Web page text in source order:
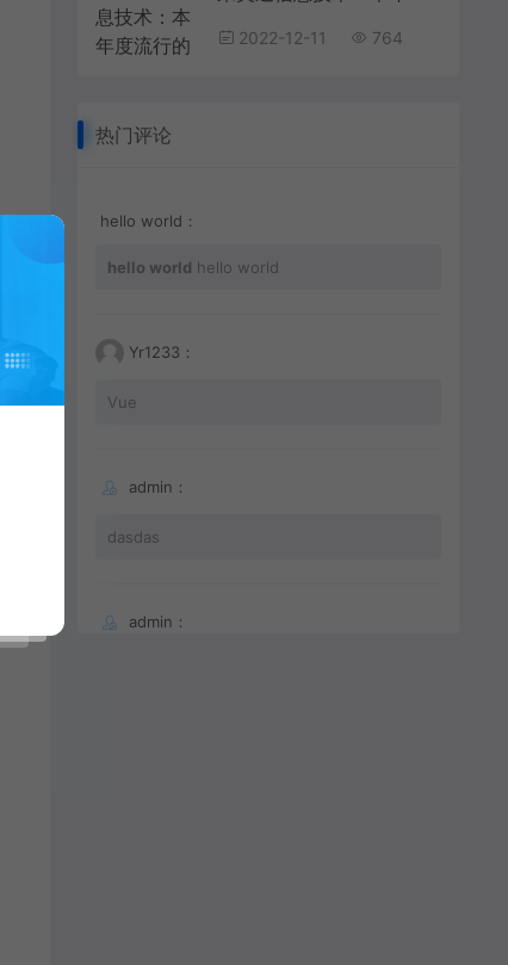
2022-12-11 764
热门评论
hello world：
hello world hello world
Yr1233：
Vue
admin：
dasdas
admin：